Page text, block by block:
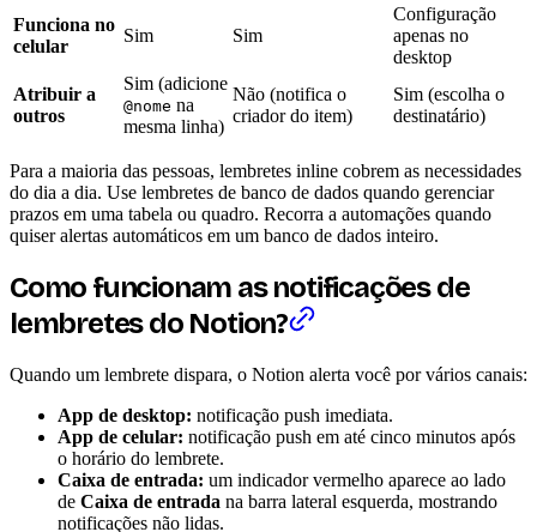
Funciona no
celular
Sim Sim
Configuração
apenas no
desktop
Atribuir a
outros
Sim (adicione
@nome na
mesma linha)
Não (notifica o
criador do item)
Sim (escolha o
destinatário)
Para a maioria das pessoas, lembretes inline cobrem as necessidades
do dia a dia. Use lembretes de banco de dados quando gerenciar
prazos em uma tabela ou quadro. Recorra a automações quando
quiser alertas automáticos em um banco de dados inteiro.
Como funcionam as notificações de
lembretes do Notion?
Quando um lembrete dispara, o Notion alerta você por vários canais:
App de desktop: notificação push imediata.
App de celular: notificação push em até cinco minutos após
o horário do lembrete.
Caixa de entrada: um indicador vermelho aparece ao lado
de Caixa de entrada na barra lateral esquerda, mostrando
notificações não lidas.